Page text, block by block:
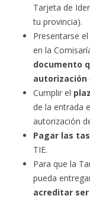
Tarjeta de
tu provincia).
Presentarse
en la
documento
autorización
Cumplir el
de la entrada
autorización
Pagar las
TIE.
Para que la
pueda
acreditar